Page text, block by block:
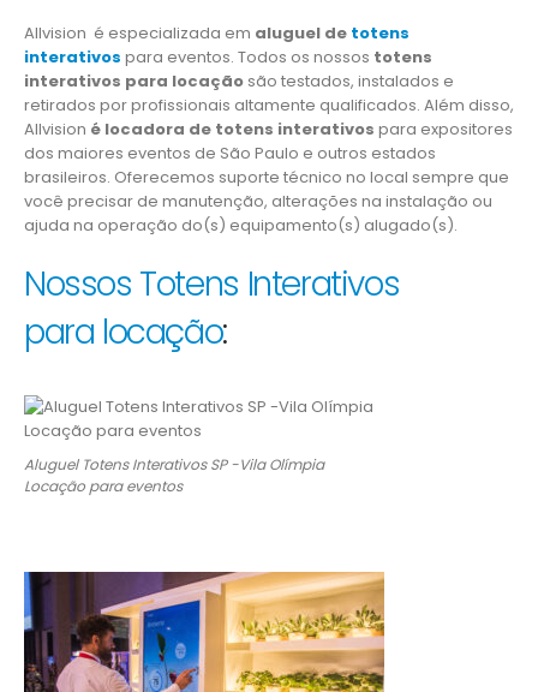
Allvision é especializada em aluguel de totens
interativos para eventos. Todos os nossos totens
interativos para locação são testados, instalados e
retirados por profissionais altamente qualificados. Além disso,
Allvision é locadora de totens interativos para expositores
dos maiores eventos de São Paulo e outros estados
brasileiros. Oferecemos suporte técnico no local sempre que
você precisar de manutenção, alterações na instalação ou
ajuda na operação do(s) equipamento(s) alugado(s).
Nossos Totens Interativos
para locação:
Aluguel Totens Interativos SP -Vila Olímpia
Locação para eventos